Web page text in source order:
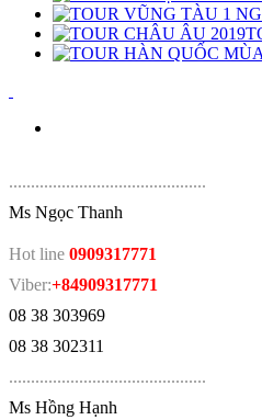
.............................................
Ms Ngọc Thanh
Hot line 0909317771
Viber:+84909317771
08 38 303969
08 38 302311
.............................................
Ms Hồng Hạnh